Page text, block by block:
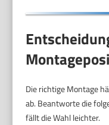
Die richtige Montage
ab. Beantworte die
fällt die Wahl leichter.